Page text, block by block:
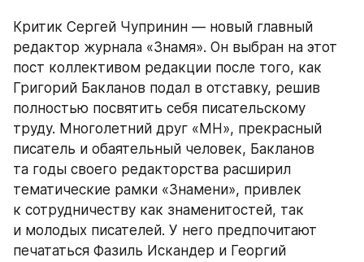
Критик Сергей Чупринин — новый главный
редактор журнала «Знамя». Он выбран на этот
пост коллективом редакции после того, как
Григорий Бакланов подал в отставку, решив
полностью посвятить себя писательскому
труду. Многолетний друг «МН», прекрасный
писатель и обаятельный человек, Бакланов
та годы своего редакторства расширил
тематические рамки «Знамени», привлек
к сотрудничеству как знаменитостей, так
и молодых писателей. У него предпочитают
печататься Фазиль Искандер и Георгий